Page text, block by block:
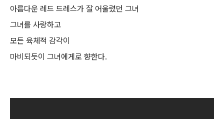
아름다운 레드 드레스가 잘 어울렸던 그녀
그녀를 사랑하고
모든 육체적 감각이
마비되듯이 그녀에게로 향한다.